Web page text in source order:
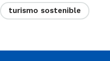
turismo sostenible